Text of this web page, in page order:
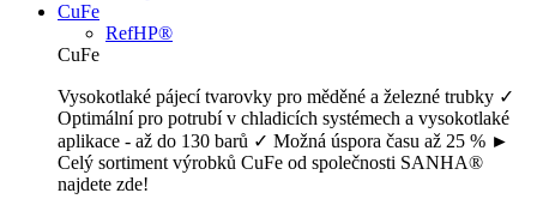
CuFe
RefHP®
CuFe
Vysokotlaké pájecí tvarovky pro měděné a železné trubky ✓
Optimální pro potrubí v chladicích systémech a vysokotlaké
aplikace - až do 130 barů ✓ Možná úspora času až 25 % ►
Celý sortiment výrobků CuFe od společnosti SANHA®
najdete zde!